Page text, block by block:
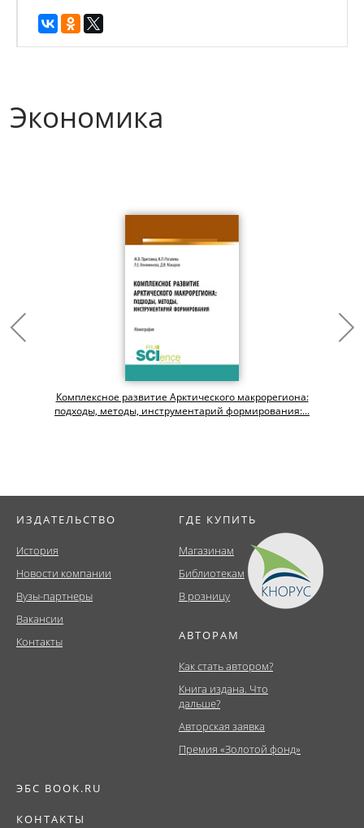
Экономика
Комплексное развитие Арктического макрорегиона:
подходы, методы, инструментарий формирования:...
ИЗДАТЕЛЬСТВО
История
Новости компании
Вузы-партнеры
Вакансии
Контакты
ГДЕ КУПИТЬ
Магазинам
Библиотекам
В розницу
АВТОРАМ
Как стать автором?
Книга издана. Что
дальше?
Авторская заявка
Премия «Золотой фонд»
ЭБС BOOK.RU
КОНТАКТЫ